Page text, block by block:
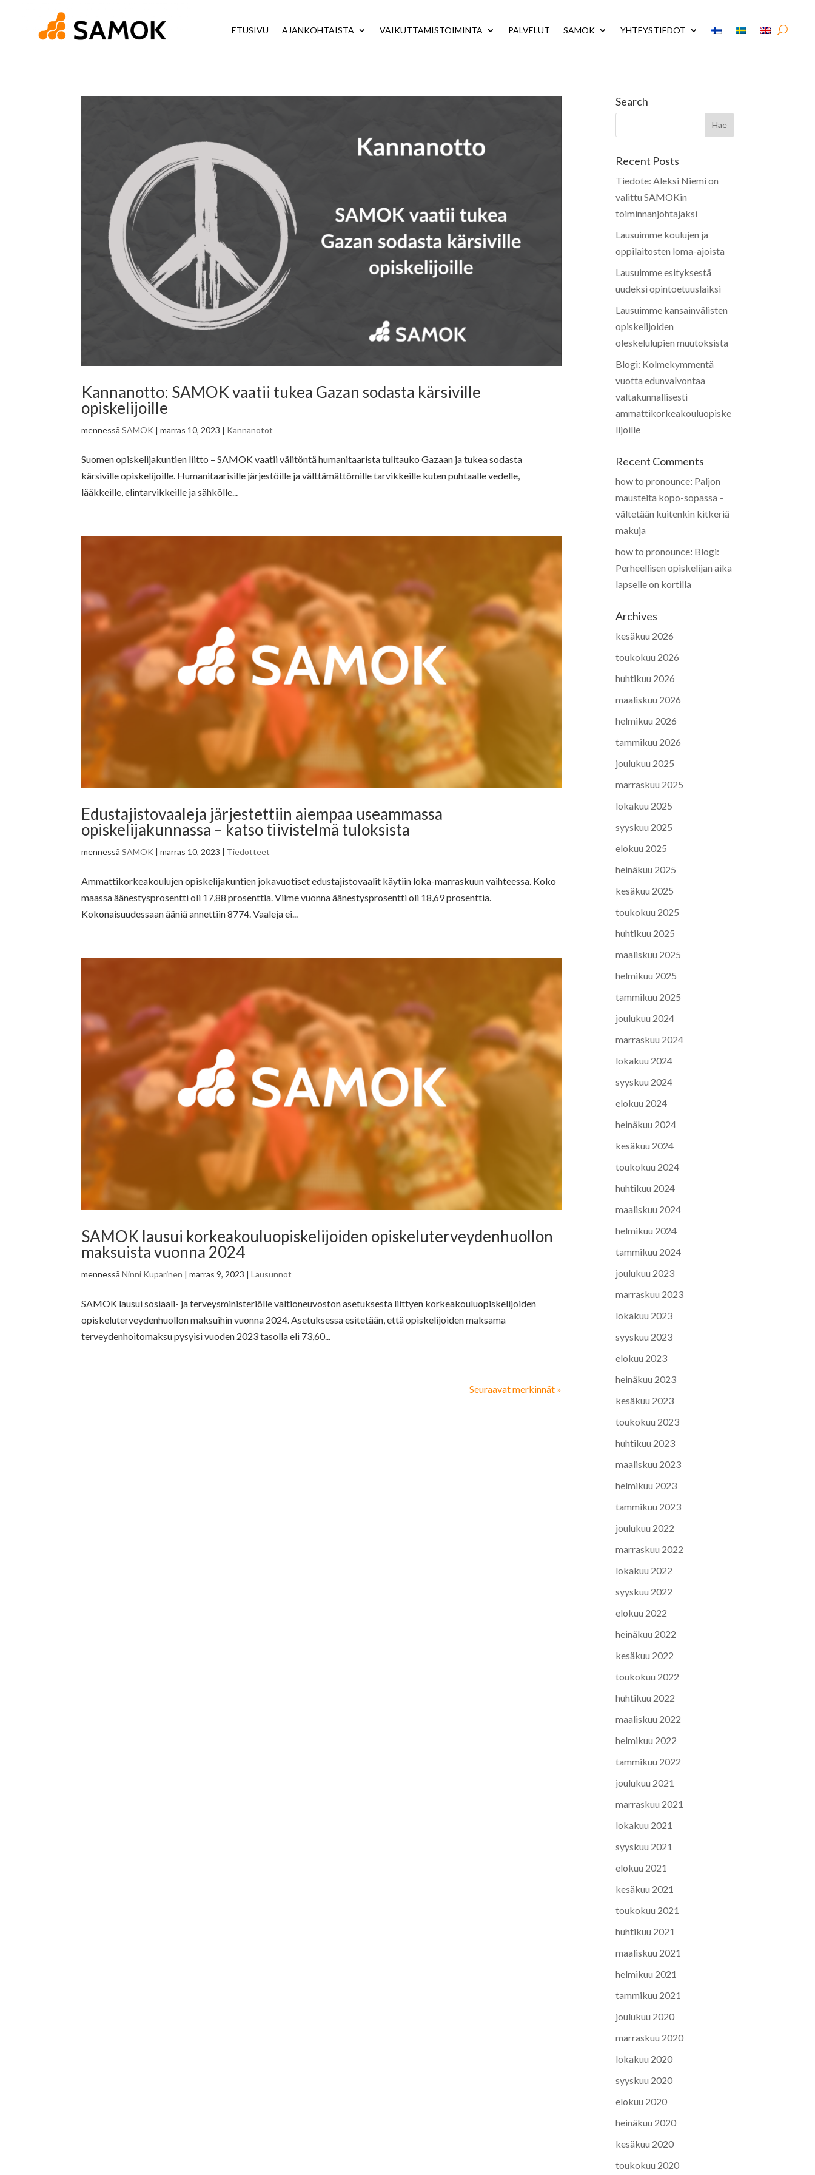
ETUSIVU AJANKOHTAISTA VAIKUTTAMISTOIMINTA PALVELUT SAMOK YHTEYSTIEDOT
Kannanotto: SAMOK vaatii tukea Gazan sodasta kärsiville
opiskelijoille
mennessäSAMOK |marras 10, 2023 | Kannanotot
Suomen opiskelijakuntien liitto – SAMOK vaatii välitöntä humanitaarista tulitauko Gazaan ja tukea sodasta
kärsiville opiskelijoille. Humanitaarisille järjestöille ja välttämättömille tarvikkeille kuten puhtaalle vedelle,
lääkkeille, elintarvikkeille ja sähkölle...
Edustajistovaaleja järjestettiin aiempaa useammassa
opiskelijakunnassa – katso tiivistelmä tuloksista
mennessäSAMOK |marras 10, 2023 | Tiedotteet
Ammattikorkeakoulujen opiskelijakuntien jokavuotiset edustajistovaalit käytiin loka-marraskuun vaihteessa. Koko
maassa äänestysprosentti oli 17,88 prosenttia. Viime vuonna äänestysprosentti oli 18,69 prosenttia.
Kokonaisuudessaan ääniä annettiin 8774. Vaaleja ei...
SAMOK lausui korkeakouluopiskelijoiden opiskeluterveydenhuollon
maksuista vuonna 2024
mennessäNinni Kuparinen |marras 9, 2023 |Lausunnot
SAMOK lausui sosiaali- ja terveysministeriölle valtioneuvoston asetuksesta liittyen korkeakouluopiskelijoiden
opiskeluterveydenhuollon maksuihin vuonna 2024. Asetuksessa esitetään, että opiskelijoiden maksama
terveydenhoitomaksu pysyisi vuoden 2023 tasolla eli 73,60...
Seuraavat merkinnät »
Search
Recent Posts
Tiedote: Aleksi Niemi on
valittu SAMOKin
toiminnanjohtajaksi
Lausuimme koulujen ja
oppilaitosten loma-ajoista
Lausuimme esityksestä
uudeksi opintoetuuslaiksi
Lausuimme kansainvälisten
opiskelijoiden
oleskelulupien muutoksista
Blogi: Kolmekymmentä
vuotta edunvalvontaa
valtakunnallisesti
ammattikorkeakouluopiske
lijoille
Recent Comments
how to pronounce: Paljon
mausteita kopo-sopassa –
vältetään kuitenkin kitkeriä
makuja
how to pronounce: Blogi:
Perheellisen opiskelijan aika
lapselle on kortilla
Archives
kesäkuu 2026
toukokuu 2026
huhtikuu 2026
maaliskuu 2026
helmikuu 2026
tammikuu 2026
joulukuu 2025
marraskuu 2025
lokakuu 2025
syyskuu 2025
elokuu 2025
heinäkuu 2025
kesäkuu 2025
toukokuu 2025
huhtikuu 2025
maaliskuu 2025
helmikuu 2025
tammikuu 2025
joulukuu 2024
marraskuu 2024
lokakuu 2024
syyskuu 2024
elokuu 2024
heinäkuu 2024
kesäkuu 2024
toukokuu 2024
huhtikuu 2024
maaliskuu 2024
helmikuu 2024
tammikuu 2024
joulukuu 2023
marraskuu 2023
lokakuu 2023
syyskuu 2023
elokuu 2023
heinäkuu 2023
kesäkuu 2023
toukokuu 2023
huhtikuu 2023
maaliskuu 2023
helmikuu 2023
tammikuu 2023
joulukuu 2022
marraskuu 2022
lokakuu 2022
syyskuu 2022
elokuu 2022
heinäkuu 2022
kesäkuu 2022
toukokuu 2022
huhtikuu 2022
maaliskuu 2022
helmikuu 2022
tammikuu 2022
joulukuu 2021
marraskuu 2021
lokakuu 2021
syyskuu 2021
elokuu 2021
kesäkuu 2021
toukokuu 2021
huhtikuu 2021
maaliskuu 2021
helmikuu 2021
tammikuu 2021
joulukuu 2020
marraskuu 2020
lokakuu 2020
syyskuu 2020
elokuu 2020
heinäkuu 2020
kesäkuu 2020
toukokuu 2020